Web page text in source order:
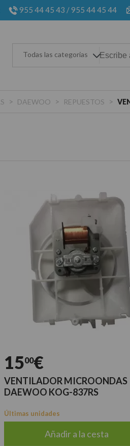
955 44 45 43 /955 44 45 44
Todas las categorias
> DAEWOO > REPUESTOS >
1500€
VENTILADOR MICROONDAS
DAEWOO KOG-837RS
Últimas unidades
Añadir a la cesta